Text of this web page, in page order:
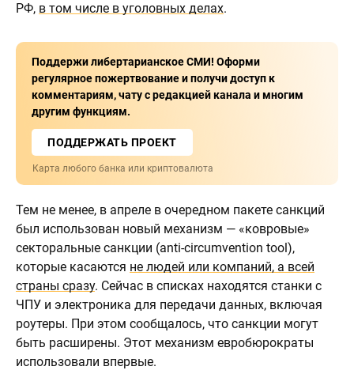
РФ, в том числе в уголовных делах.
Поддержи либертарианское СМИ! Оформи
регулярное пожертвование и получи доступ к
комментариям, чату с редакцией канала и многим
другим функциям.
ПОДДЕРЖАТЬ ПРОЕКТ
Карта любого банка или криптовалюта
Тем не менее, в апреле в очередном пакете санкций
был использован новый механизм — «ковровые»
секторальные санкции (anti-circumvention tool),
которые касаются не людей или компаний, а всей
страны сразу. Сейчас в списках находятся станки с
ЧПУ и электроника для передачи данных, включая
роутеры. При этом сообщалось, что санкции могут
быть расширены. Этот механизм евробюрократы
использовали впервые.